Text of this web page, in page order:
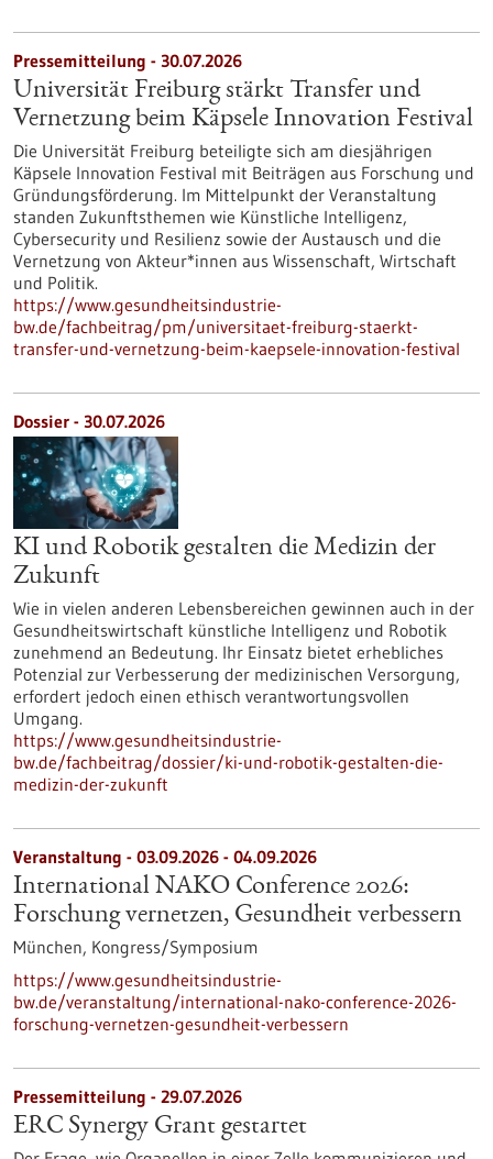
Pressemitteilung - 30.07.2026
Universität Freiburg stärkt Transfer und
Vernetzung beim Käpsele Innovation Festival
Die Universität Freiburg beteiligte sich am diesjährigen
Käpsele Innovation Festival mit Beiträgen aus Forschung und
Gründungsförderung. Im Mittelpunkt der Veranstaltung
standen Zukunftsthemen wie Künstliche Intelligenz,
Cybersecurity und Resilienz sowie der Austausch und die
Vernetzung von Akteur*innen aus Wissenschaft, Wirtschaft
und Politik.
https://www.gesundheitsindustrie-
bw.de/fachbeitrag/pm/universitaet-freiburg-staerkt-
transfer-und-vernetzung-beim-kaepsele-innovation-festival
Dossier - 30.07.2026
KI und Robotik gestalten die Medizin der
Zukunft
Wie in vielen anderen Lebensbereichen gewinnen auch in der
Gesundheitswirtschaft künstliche Intelligenz und Robotik
zunehmend an Bedeutung. Ihr Einsatz bietet erhebliches
Potenzial zur Verbesserung der medizinischen Versorgung,
erfordert jedoch einen ethisch verantwortungsvollen
Umgang.
https://www.gesundheitsindustrie-
bw.de/fachbeitrag/dossier/ki-und-robotik-gestalten-die-
medizin-der-zukunft
Veranstaltung - 03.09.2026 - 04.09.2026
International NAKO Conference 2026:
Forschung vernetzen, Gesundheit verbessern
München, Kongress/Symposium
https://www.gesundheitsindustrie-
bw.de/veranstaltung/international-nako-conference-2026-
forschung-vernetzen-gesundheit-verbessern
Pressemitteilung - 29.07.2026
ERC Synergy Grant gestartet